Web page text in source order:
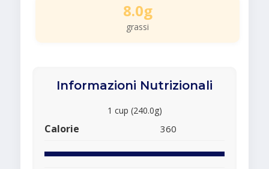
8.0g
grassi
Informazioni Nutrizionali
1 cup (240.0g)
Calorie 360